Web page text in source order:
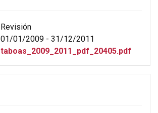
Revisión
01/01/2009 - 31/12/2011
taboas_2009_2011_pdf_20405.pdf